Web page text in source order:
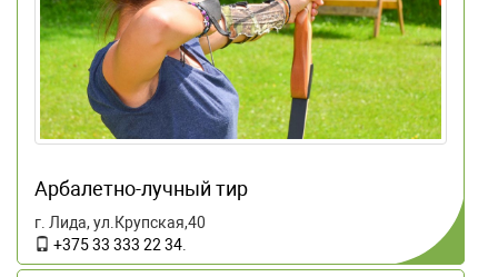
Арбалетно-лучный тир
г. Лида, ул.Крупская,40
+375 33 333 22 34